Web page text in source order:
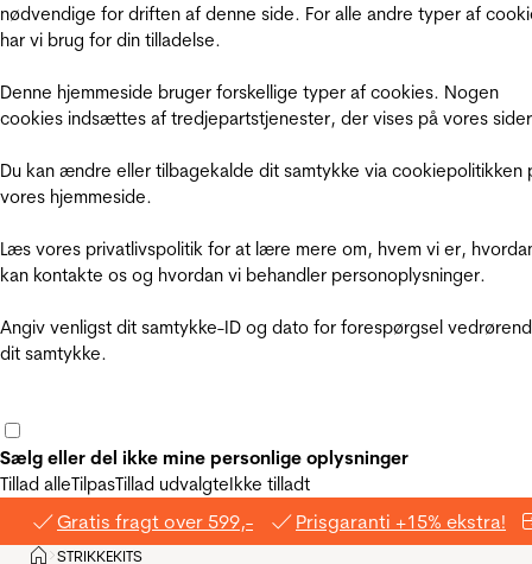
nødvendige for driften af denne side. For alle andre typer af
har vi brug for din tilladelse.
Denne hjemmeside bruger forskellige typer af cookies. Nogen
cookies indsættes af tredjepartstjenester, der vises på vores
Du kan ændre eller tilbagekalde dit samtykke via cookiepolitikken
vores hjemmeside.
Læs vores privatlivspolitik for at lære mere om, hvem vi er,
kan kontakte os og hvordan vi behandler personoplysninger.
Angiv venligst dit samtykke-ID og dato for forespørgsel
dit samtykke.
Sælg eller del ikke mine personlige oplysninger
Tillad alleTilpasTillad udvalgteIkke tilladt
Gratis fragt over 599,- Prisgaranti +15% ekstra!
Hjem
>STRIKKEKITS